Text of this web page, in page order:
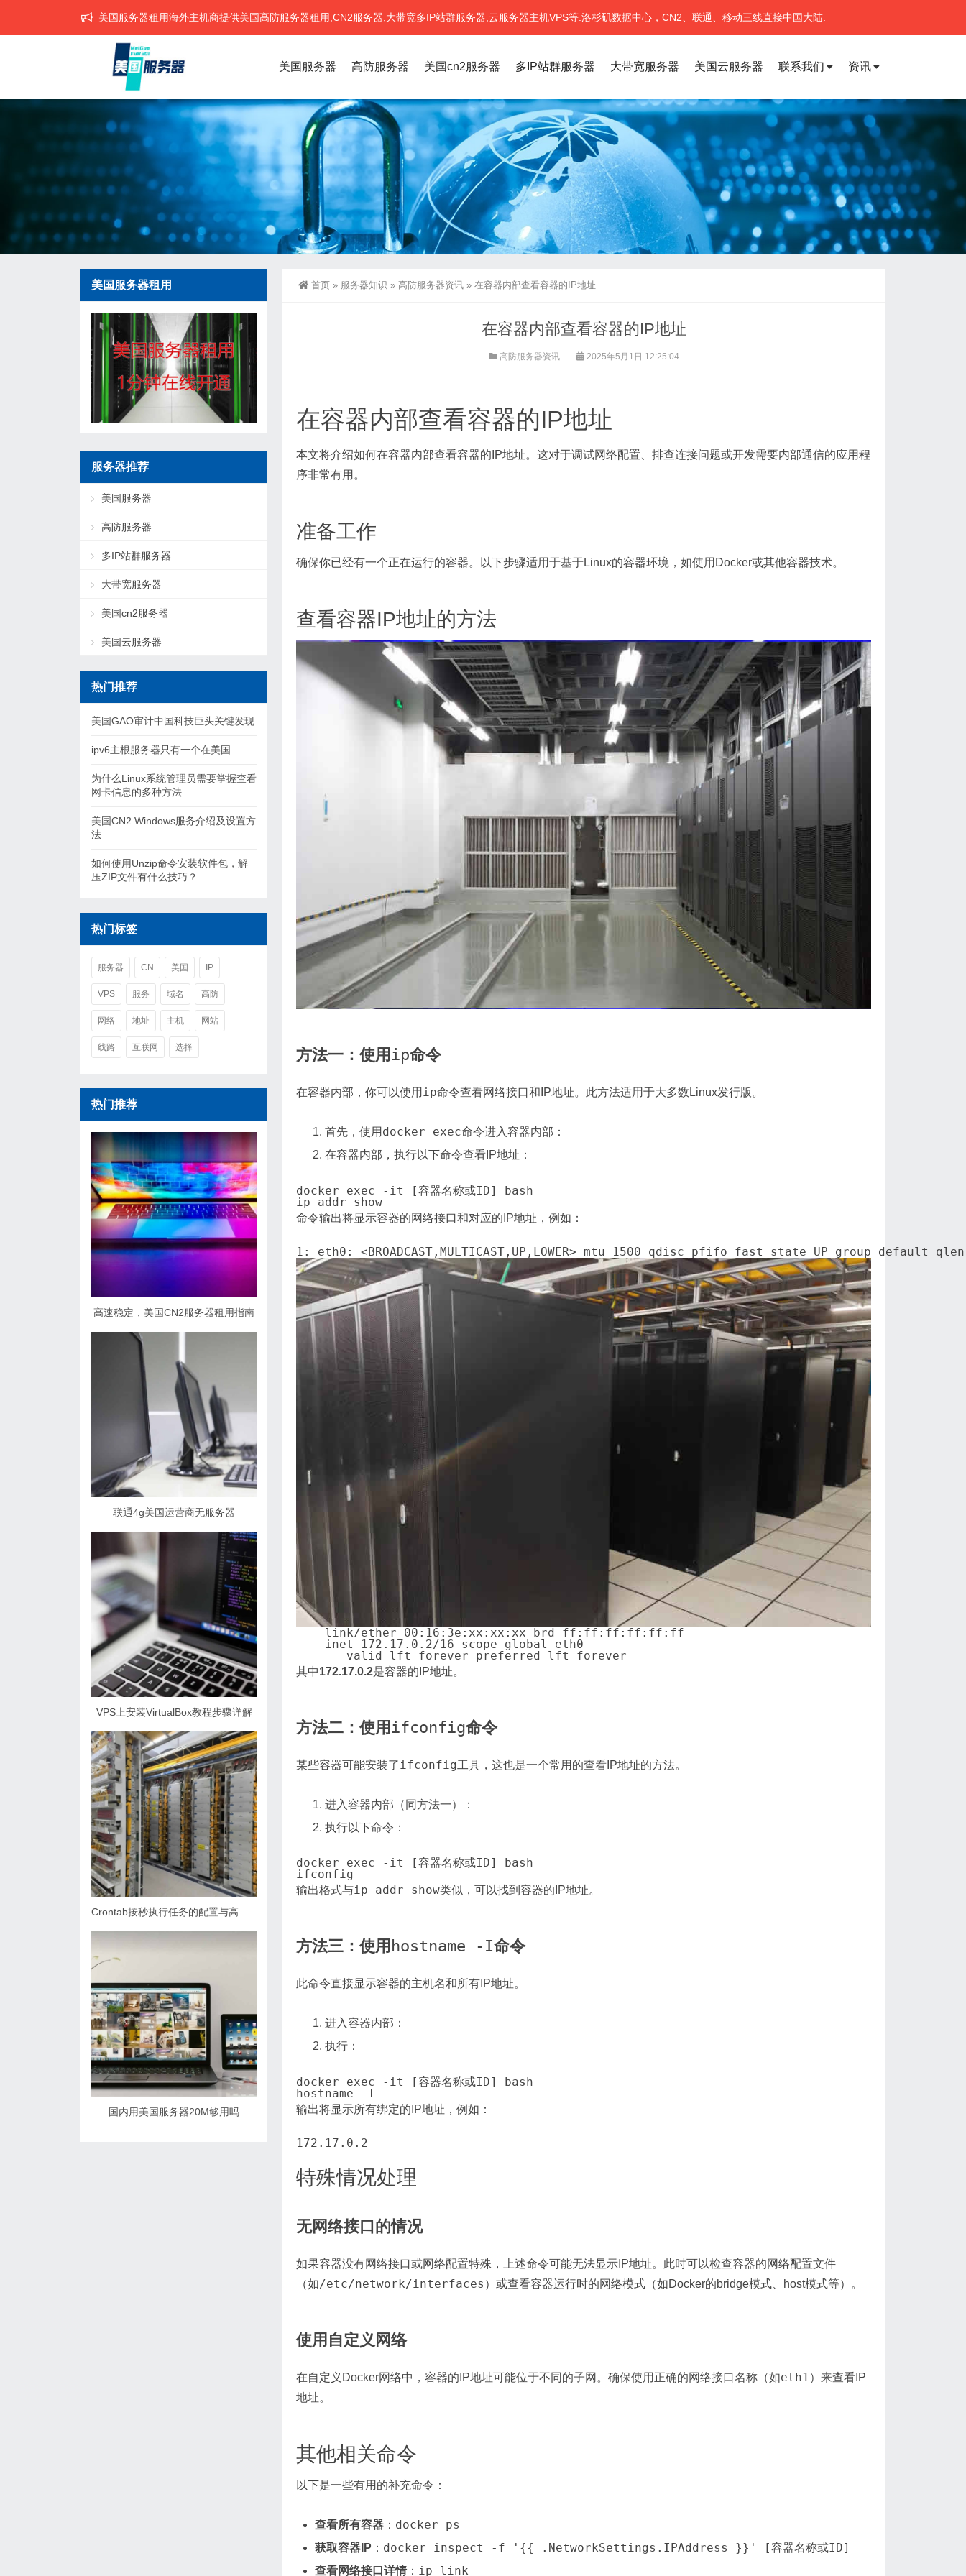
美国服务器租用海外主机商提供美国高防服务器租用,CN2服务器,大带宽多IP站群服务器,云服务器主机VPS等.洛杉矶数据中心，CN2、联通、移动三线直接中国大陆.
美国服务器 高防服务器 美国cn2服务器 多IP站群服务器 大带宽服务器 美国云服务器 联系我们 资讯
首页 » 服务器知识 » 高防服务器资讯 » 在容器内部查看容器的IP地址
在容器内部查看容器的IP地址
高防服务器资讯 2025年5月1日 12:25:04
在容器内部查看容器的IP地址
本文将介绍如何在容器内部查看容器的IP地址。这对于调试网络配置、排查连接问题或开发需要内部通信的应用程
序非常有用。
准备工作
确保你已经有一个正在运行的容器。以下步骤适用于基于Linux的容器环境，如使用Docker或其他容器技术。
查看容器IP地址的方法
方法一：使用 ip命令
在容器内部，你可以使用 ip命令查看网络接口和IP地址。此方法适用于大多数Linux发行版。
首先，使用 docker exec命令进入容器内部：
在容器内部，执行以下命令查看IP地址：
命令输出将显示容器的网络接口和对应的IP地址，例如：
    link/ether 00:16:3e:xx:xx:xx brd ff:ff:ff:ff:ff:ff
    inet 172.17.0.2/16 scope global eth0
其中172.17.0.2是容器的IP地址。
方法二：使用 ifconfig命令
某些容器可能安装了 ifconfig工具，这也是一个常用的查看IP地址的方法。
进入容器内部（同方法一）：
执行以下命令：
输出格式与ip addr show类似，可以找到容器的IP地址。
方法三：使用 hostname -I命令
此命令直接显示容器的主机名和所有IP地址。
进入容器内部：
执行：
输出将显示所有绑定的IP地址，例如：
特殊情况处理
无网络接口的情况
如果容器没有网络接口或网络配置特殊，上述命令可能无法显示IP地址。此时可以检查容器的网络配置文件
（如/etc/network/interfaces ）或查看容器运行时的网络模式（如Docker的bridge模式、host模式等）。
使用自定义网络
在自定义Docker网络中，容器的IP地址可能位于不同的子网。确保使用正确的网络接口名称（如eth1 ）来查看IP
地址。
其他相关命令
以下是一些有用的补充命令：
查看所有容器： docker ps
获取容器IP ： docker inspect -f '{{ .NetworkSettings.IPAddress }}' [容器名称或ID]
查看网络接口详情： ip link
美国服务器租用
服务器推荐
美国服务器
高防服务器
多IP站群服务器
大带宽服务器
美国cn2服务器
美国云服务器
热门推荐
美国GAO审计中国科技巨头关键发现
ipv6主根服务器只有一个在美国
为什么Linux系统管理员需要掌握查看
网卡信息的多种方法
美国CN2 Windows服务介绍及设置方
法
如何使用Unzip命令安装软件包，解
压ZIP文件有什么技巧？
热门标签
服务器 CN 美国 IP
VPS 服务 域名 高防
网络 地址 主机 网站
线路 互联网 选择
热门推荐
高速稳定，美国CN2服务器租用指南
联通4g美国运营商无服务器
VPS上安装VirtualBox教程步骤详解
国内用美国服务器20M够用吗